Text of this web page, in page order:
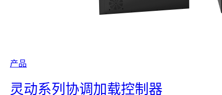
产品
灵动系列协调加载控制器